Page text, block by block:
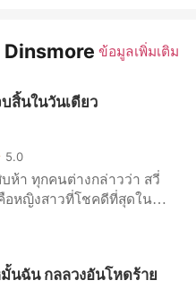
ข้อมูลเพิ่มเติม
สิ้นในวันเดียว
5.0
ห้า ทุกคนต่างกล่าวว่า สวี่
อหญิงสาวที่โชคดีที่สุดใน
กับเธอและไม่เคยทอดทิ้ง
นฉัน กลลวงอันโหดร้าย